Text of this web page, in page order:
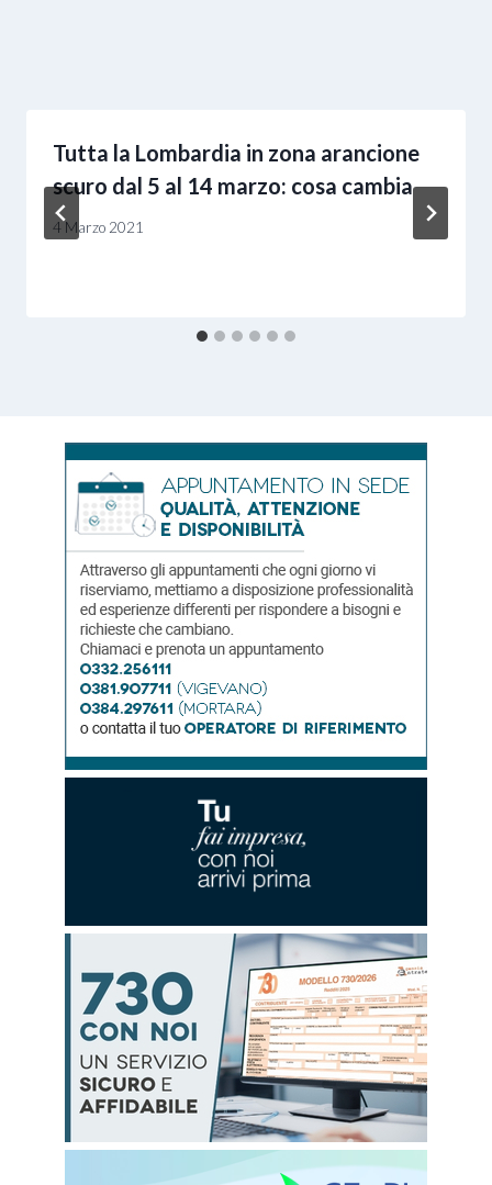
Tutta la Lombardia in zona arancione
scuro dal 5 al 14 marzo: cosa cambia
4 Marzo 2021